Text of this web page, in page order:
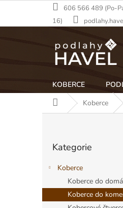
obsah
606 566 489 (Po-
16)
KOBERCE
Domů Koberce
n
kategorie
Kategorie
Koberce
Koberce do
Koberce do